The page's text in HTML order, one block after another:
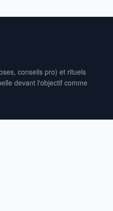
conseils pro) et rituels
devant l'objectif comme